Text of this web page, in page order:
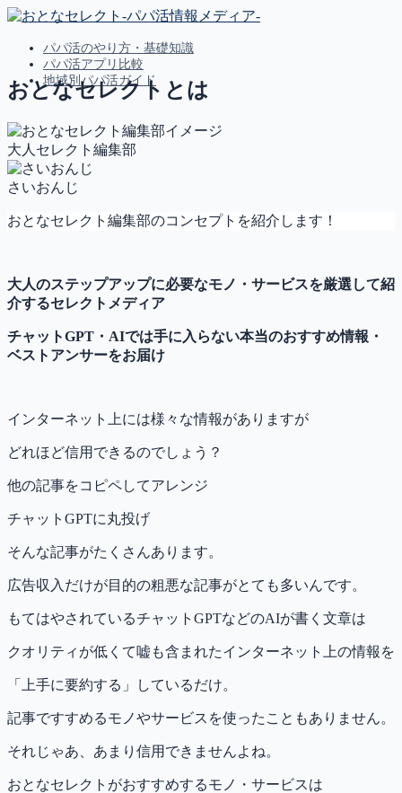
パパ活のやり方・基礎知識
パパ活アプリ比較
地域別パパ活ガイド
MENU
パパ活のやり方・基礎知識
パパ活アプリ比較
おとなセレクトとは
大人セレクト編集部
さいおんじ
おとなセレクト編集部のコンセプトを紹介します！
大人のステップアップに必要なモノ・サービスを厳選して紹
介するセレクトメディア
チャットGPT・AIでは手に入らない本当のおすすめ情報・
ベストアンサーをお届け
インターネット上には様々な情報がありますが
どれほど信用できるのでしょう？
他の記事をコピペしてアレンジ
チャットGPTに丸投げ
そんな記事がたくさんあります。
広告収入だけが目的の粗悪な記事がとても多いんです。
もてはやされているチャットGPTなどのAIが書く文章は
クオリティが低くて嘘も含まれたインターネット上の情報を
「上手に要約する」しているだけ。
記事ですすめるモノやサービスを使ったこともありません。
それじゃあ、あまり信用できませんよね。
おとなセレクトがおすすめするモノ・サービスは